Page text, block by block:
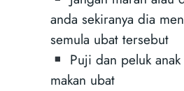
anda sekiranya dia
semula ubat tersebut
Puji dan peluk
makan ubat